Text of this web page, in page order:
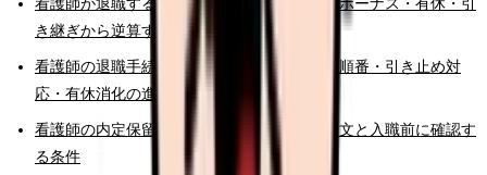
看護師が退職するベストタイミングはいつ？ボーナス・有休・引
き継ぎから逆算する考え方
看護師の退職手続きチェックリスト｜伝える順番・引き止め対
応・有休消化の進め方
看護師の内定保留・辞退の伝え方。メール例文と入職前に確認す
る条件